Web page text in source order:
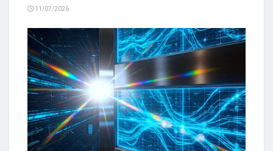
11/07/2026